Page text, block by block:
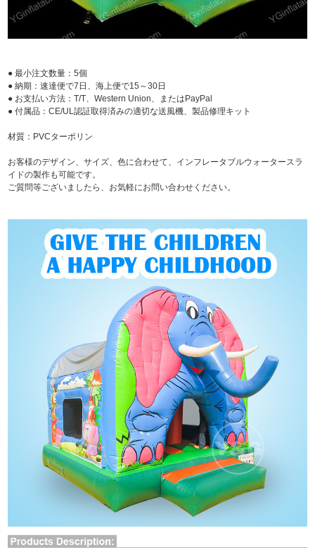
● 最小注文数量：5個
● 納期：速達便で7日、海上便で15～30日
● お支払い方法：T/T、Western Union、またはPayPal
● 付属品：CE/UL認証取得済みの適切な送風機、製品修理キット
材質：PVCターポリン
お客様のデザイン、サイズ、色に合わせて、インフレータブルウォータースラ
イドの製作も可能です。
ご質問等ございましたら、お気軽にお問い合わせください。